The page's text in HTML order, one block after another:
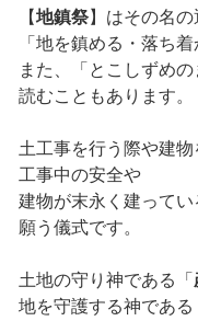
【地鎮祭】はその名の
「地を鎮める・落ち
また、「とこしずめの
読むこともあります。
土工事を行う際や建物
工事中の安全や
建物が末永く建ってい
願う儀式です。
土地の守り神である「
地を守護する神である